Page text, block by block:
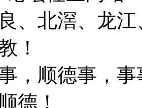
、北滘、龙
！
，顺德事，
德！